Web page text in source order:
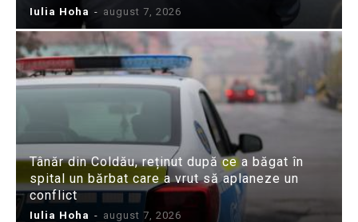
Iulia Hoha - august 7, 2026
Tânăr din Coldău, reținut după ce a băgat în
spital un bărbat care a vrut să aplaneze un
conflict
Iulia Hoha - august 7, 2026